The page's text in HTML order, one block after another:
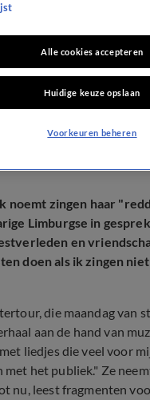
noemt zingen haar
Limburgse in
en
doen als ik zingen
die maandag van
aan de hand van
liedjes die veel voor
het publiek." Ze
nu, leest fragmenten
Alle cookies accepteren
Huidige keuze opslaan
Voorkeuren beheren